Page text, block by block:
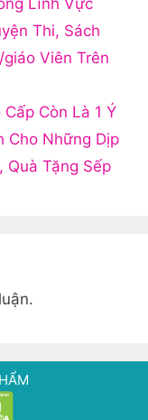
Lĩnh Vực
Thi, Sách
Viên Trên
Còn Là 1 Ý
Cho Những Dịp
Tặng Sếp